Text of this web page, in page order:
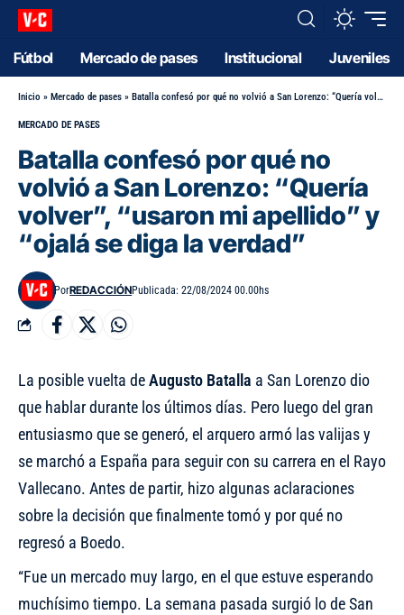
Fútbol Mercado de pases Institucional Juveniles
Inicio » Mercado de pases » Batalla confesó por qué no volvió a San Lorenzo: “Quería volver”, “usaron mi apellido” y “ojalá se diga la verdad”
MERCADO DE PASES
Batalla confesó por qué no
volvió a San Lorenzo: “Quería
volver”, “usaron mi apellido” y
“ojalá se diga la verdad”
PorREDACCIÓNPublicada: 22/08/2024 00.00hs
La posible vuelta deAugusto Batalla a San Lorenzo dio
que hablar durante los últimos días. Pero luego del gran
entusiasmo que se generó, el arquero armó las valijas y
se marchó a España para seguir con su carrera en el Rayo
Vallecano. Antes de partir, hizo algunas aclaraciones
sobre la decisión que finalmente tomó y por qué no
regresó a Boedo.
“Fue un mercado muy largo, en el que estuve esperando
muchísimo tiempo. La semana pasada surgió lo de San